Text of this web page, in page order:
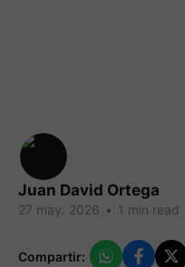
Juan David Ortega
27 may. 2026 • 1 min read
Compartir: